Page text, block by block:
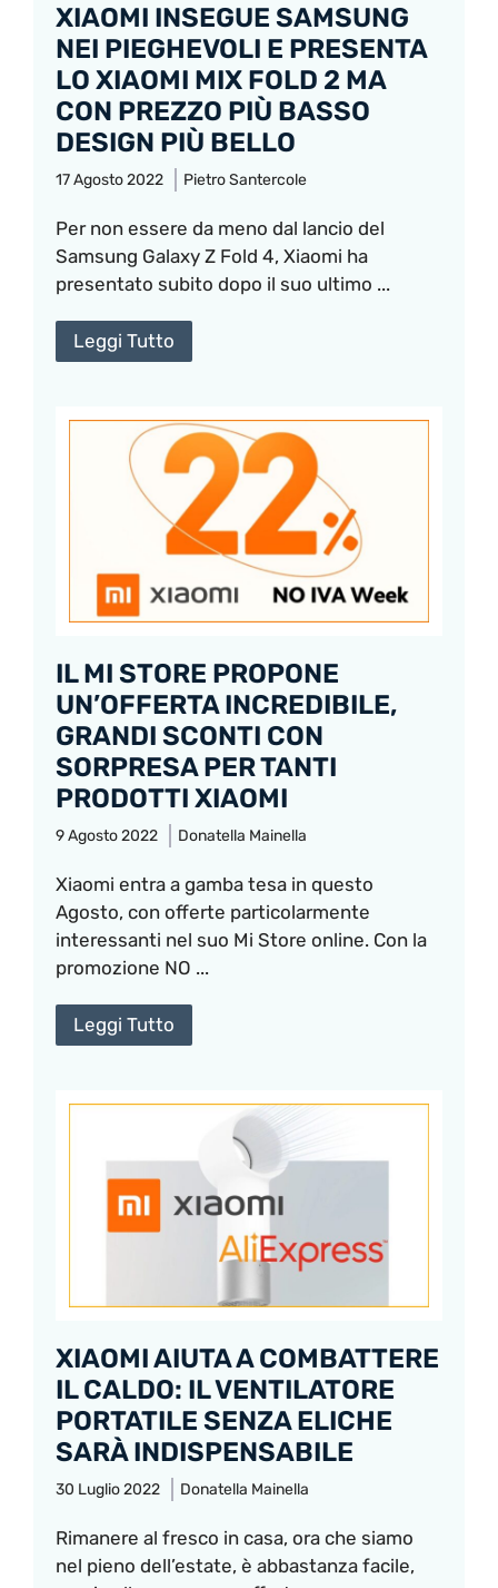
XIAOMI INSEGUE SAMSUNG
NEI PIEGHEVOLI E PRESENTA
LO XIAOMI MIX FOLD 2 MA
CON PREZZO PIÙ BASSO
DESIGN PIÙ BELLO
17 Agosto 2022 Pietro Santercole
Per non essere da meno dal lancio del
Samsung Galaxy Z Fold 4, Xiaomi ha
presentato subito dopo il suo ultimo ...
Leggi Tutto
IL MI STORE PROPONE
UN’OFFERTA INCREDIBILE,
GRANDI SCONTI CON
SORPRESA PER TANTI
PRODOTTI XIAOMI
9 Agosto 2022 Donatella Mainella
Xiaomi entra a gamba tesa in questo
Agosto, con offerte particolarmente
interessanti nel suo Mi Store online. Con la
promozione NO ...
Leggi Tutto
XIAOMI AIUTA A COMBATTERE
IL CALDO: IL VENTILATORE
PORTATILE SENZA ELICHE
SARÀ INDISPENSABILE
30 Luglio 2022 Donatella Mainella
Rimanere al fresco in casa, ora che siamo
nel pieno dell’estate, è abbastanza facile,